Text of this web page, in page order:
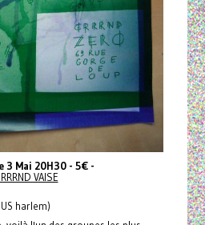
3 Mai 20H30 - 5€ -
VAISE
harlem)